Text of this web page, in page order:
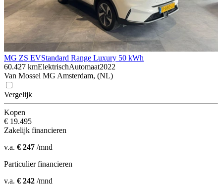
MG ZS EVStandard Range Luxury 50 kWh
60.427 kmElektrischAutomaat2022
Van Mossel MG Amsterdam, (NL)
Vergelijk
Kopen
€ 19.495
Zakelijk financieren
v.a. € 247 /mnd
Particulier financieren
v.a. € 242 /mnd